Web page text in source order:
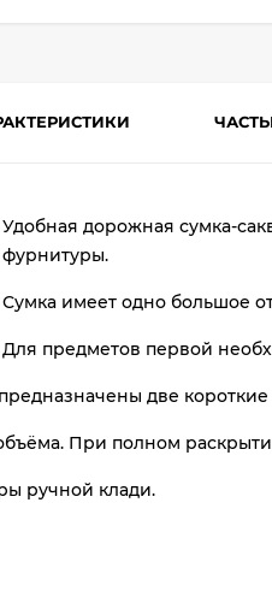
Удобная дорожная сумка-
фурнитуры.
Сумка имеет одно большое
Для предметов первой
две
При полном
ручной клади.